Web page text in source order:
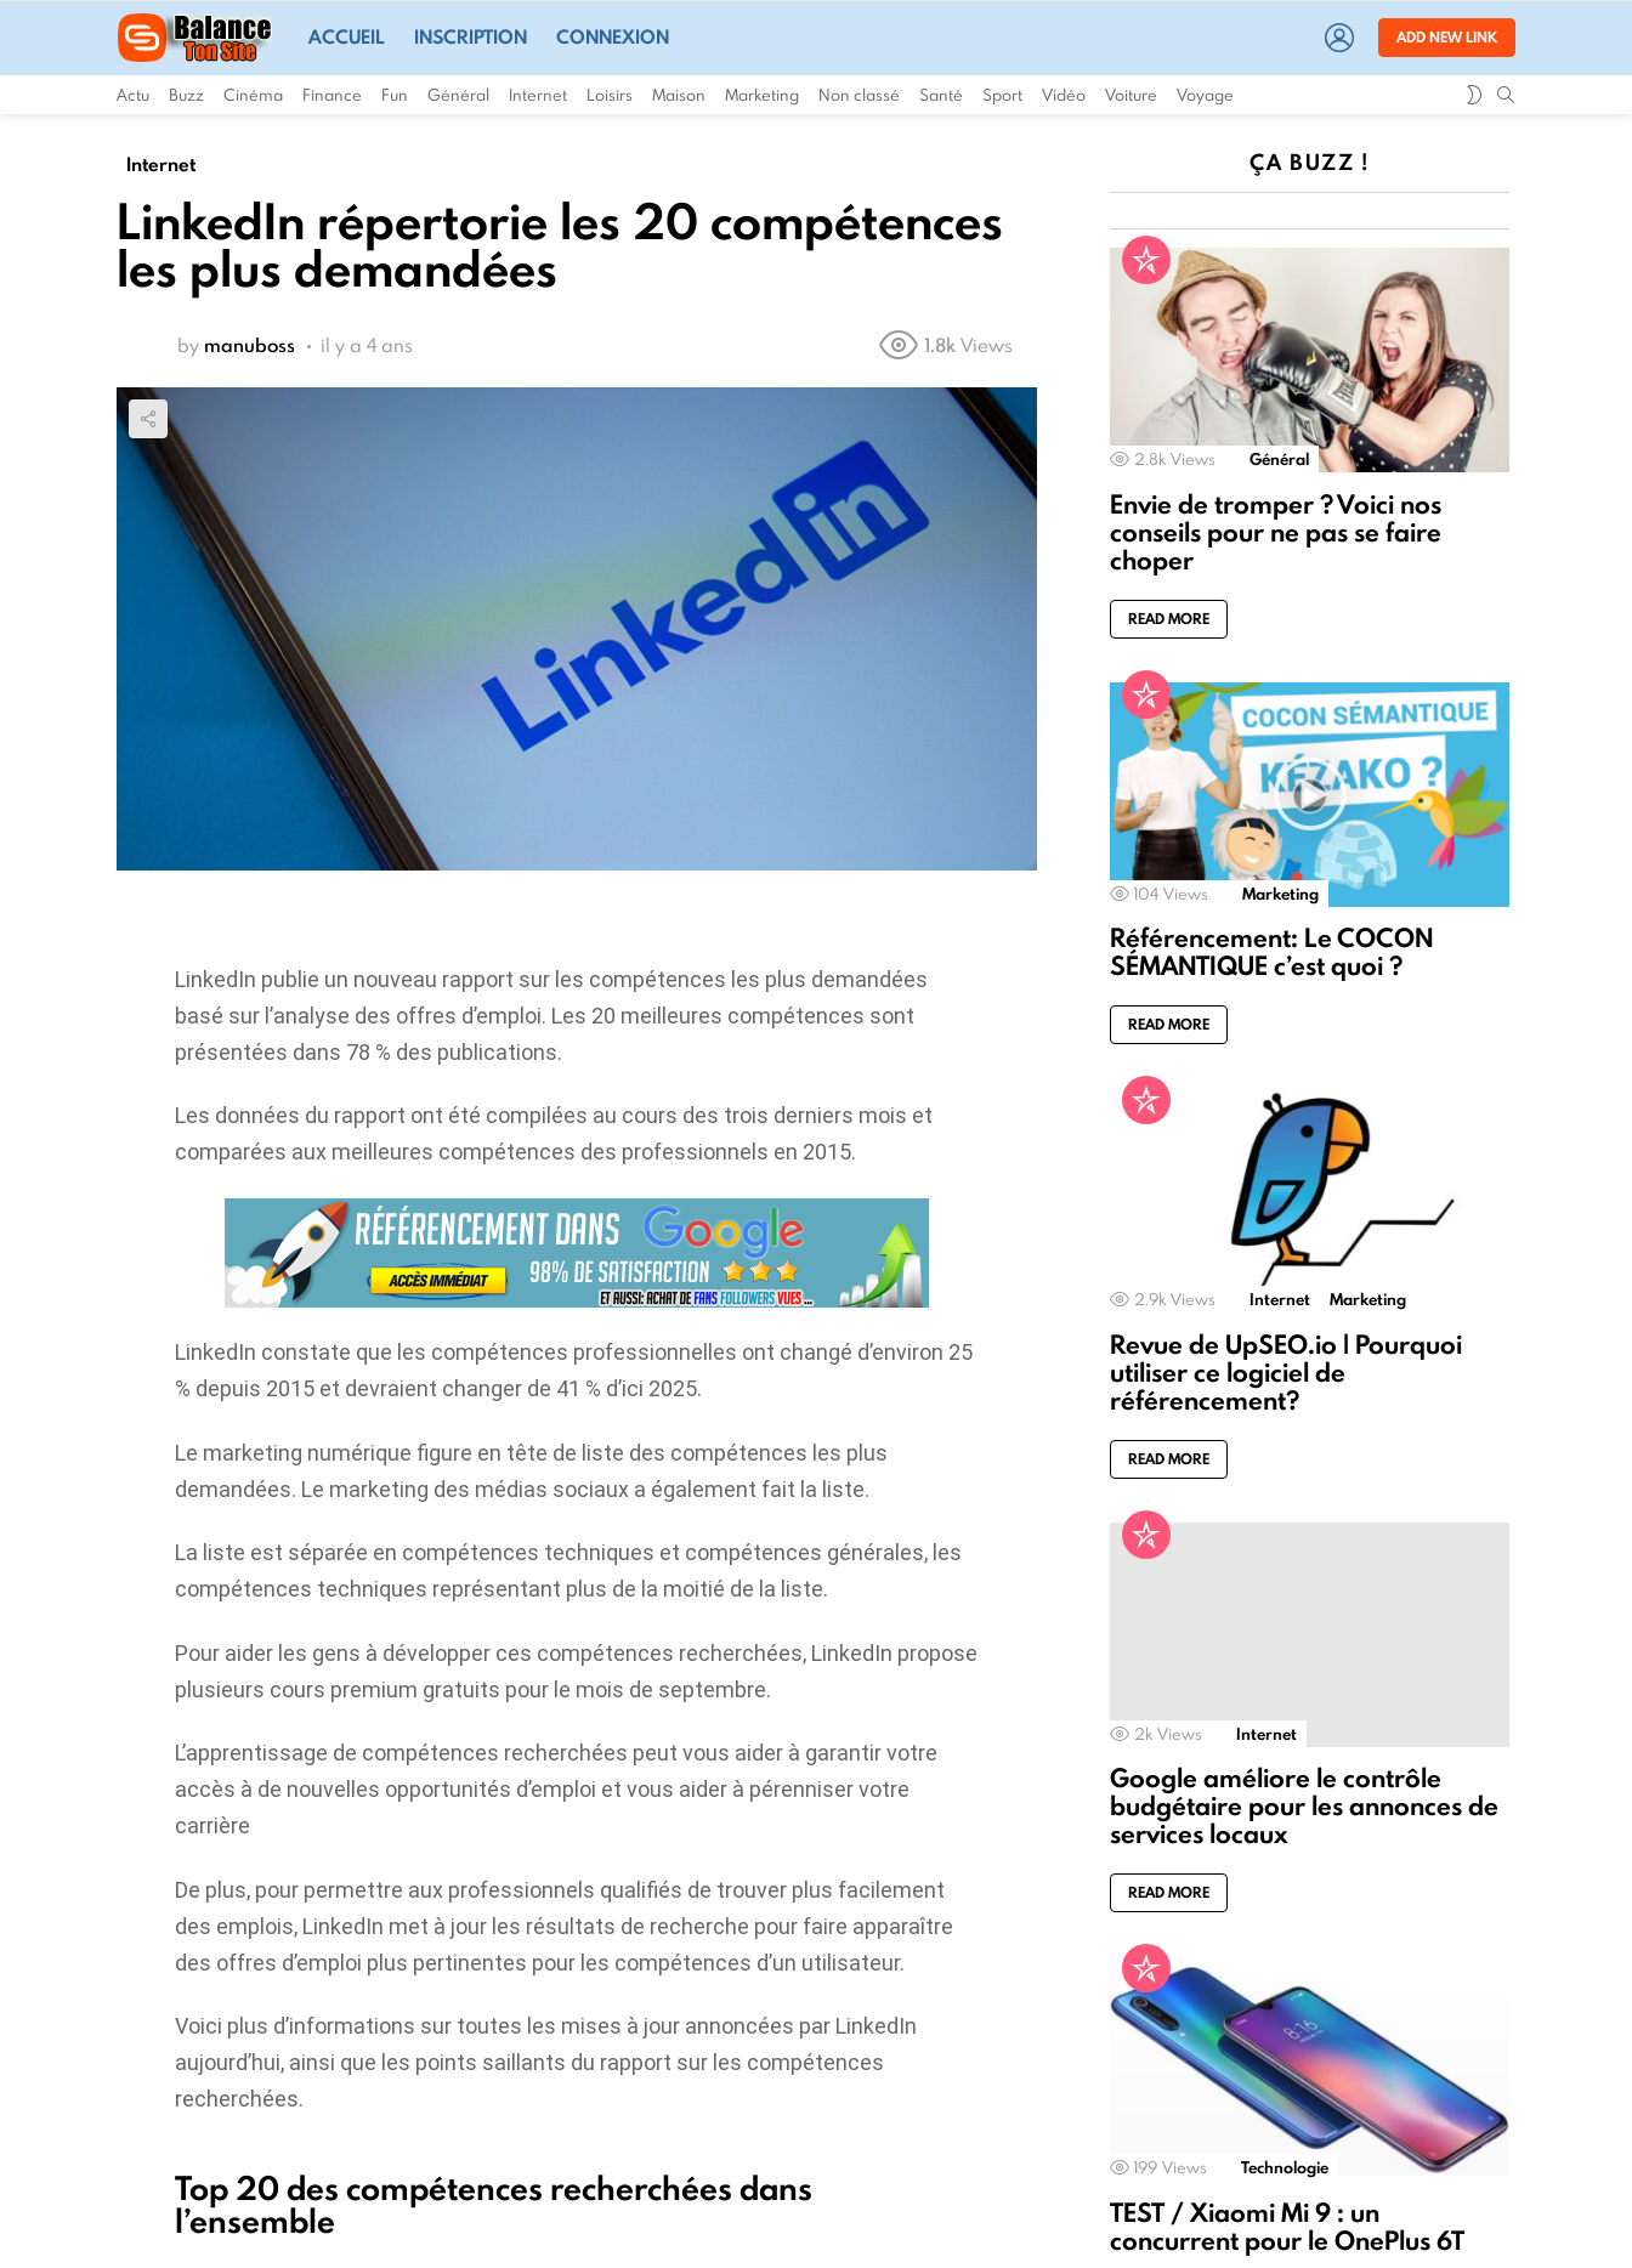
ACCUEIL INSCRIPTION CONNEXION LOGIN ADD NEW LINK
Actu Buzz Cinéma Finance Fun Général Internet Loisirs Maison Marketing Non classé Santé Sport Vidéo Voiture Voyage
SWITCH
Internet
LinkedIn répertorie les 20 compétences
les plus demandées
by manuboss il y a 4 ans 1.8k Views
LinkedIn publie un nouveau rapport sur les compétences les plus demandées
basé sur l’analyse des offres d’emploi. Les 20 meilleures compétences sont
présentées dans 78 % des publications.
Les données du rapport ont été compilées au cours des trois derniers mois et
comparées aux meilleures compétences des professionnels en 2015.
LinkedIn constate que les compétences professionnelles ont changé d’environ 25
% depuis 2015 et devraient changer de 41 % d’ici 2025.
Le marketing numérique figure en tête de liste des compétences les plus
demandées. Le marketing des médias sociaux a également fait la liste.
La liste est séparée en compétences techniques et compétences générales, les
compétences techniques représentant plus de la moitié de la liste.
Pour aider les gens à développer ces compétences recherchées, LinkedIn propose
plusieurs cours premium gratuits pour le mois de septembre.
L’apprentissage de compétences recherchées peut vous aider à garantir votre
accès à de nouvelles opportunités d’emploi et vous aider à pérenniser votre
carrière
De plus, pour permettre aux professionnels qualifiés de trouver plus facilement
des emplois, LinkedIn met à jour les résultats de recherche pour faire apparaître
des offres d’emploi plus pertinentes pour les compétences d’un utilisateur.
Voici plus d’informations sur toutes les mises à jour annoncées par LinkedIn
aujourd’hui, ainsi que les points saillants du rapport sur les compétences
recherchées.
Top 20 des compétences recherchées dans
l’ensemble
ÇA BUZZ !
2.8k Views Général
Envie de tromper ? Voici nos
conseils pour ne pas se faire
choper
READ MORE
104 Views Marketing
Référencement: Le COCON
SÉMANTIQUE c’est quoi ?
READ MORE
2.9k Views Internet Marketing
Revue de UpSEO.io | Pourquoi
utiliser ce logiciel de
référencement?
READ MORE
2k Views Internet
Google améliore le contrôle
budgétaire pour les annonces de
services locaux
READ MORE
199 Views Technologie
TEST / Xiaomi Mi 9 : un
concurrent pour le OnePlus 6T